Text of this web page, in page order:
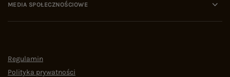
MEDIA SPOŁECZNOŚCIOWE
Regulamin
Polityka prywatności